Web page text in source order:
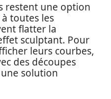
restent une option
toutes les
flatter la
sculptant. Pour
leurs courbes,
des découpes
solution